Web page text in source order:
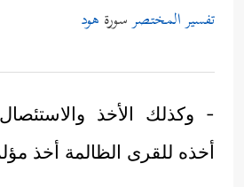
تفسير المختصرسورة هود
- وكذلك الأخذ
أخذه للقرى الظالمة أخذ